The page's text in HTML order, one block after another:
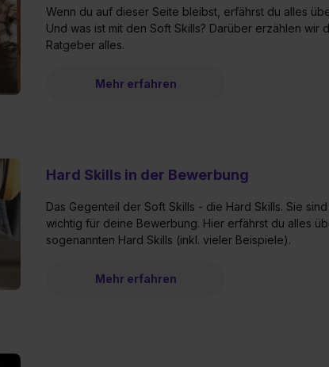
„Datenschutz-Einstellungen“ widerrufen. Weitere
„Details zeigen“. Weitere Informationen:
Wenn du auf dieser Seite bleibst, erfährst du alles
Und was ist mit den Soft Skills? Darüber erzählen wir
Ratgeber alles.
Mehr erfahren
Hard Skills in der Bewerbung
Das Gegenteil der Soft Skills - die Hard Skills. Sie
wichtig für deine Bewerbung. Hier erfährst du alles
sogenannten Hard Skills (inkl. vieler Beispiele).
Mehr erfahren